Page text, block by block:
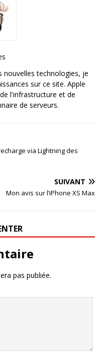
nouvelles technologies, je
sur ce site. Apple
l'infrastructure et de
de serveurs.
via Lightning des
SUIVANT
Mon avis sur l’iPhone XS Max
pas publiée.